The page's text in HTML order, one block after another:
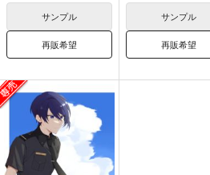
サンプル
再販希望
サンプル
再販希望